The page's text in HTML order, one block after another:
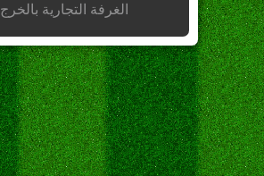
الغرفة التجارية بالخرج